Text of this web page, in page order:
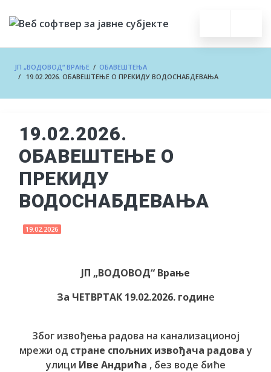
ЈП „ВОДОВОД“ ВРАЊЕ / ОБАВЕШТЕЊА
/ 19.02.2026. ОБАВЕШТЕЊЕ О ПРЕКИДУ ВОДОСНАБДЕВАЊА
19.02.2026.
ОБАВЕШТЕЊЕ О
ПРЕКИДУ
ВОДОСНАБДЕВАЊА
19.02.2026
ЈП „ВОДОВОД“ Врање
За ЧЕТВРТАК 19.02.2026. године
Због извођења радова на канализационој
мрежи од стране спољних извођача радовау
улици Иве Андрића , без воде биће